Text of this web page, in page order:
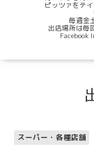
ピッツァをテ
毎週金
出店場所は毎
Facebook
スーパー・各種店舗